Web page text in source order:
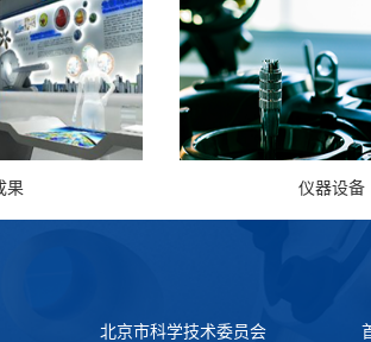
果 仪器设备
北京市科学技术委员会